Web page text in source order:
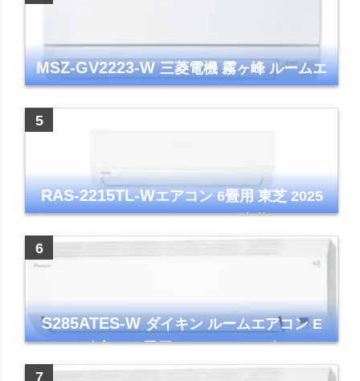
MSZ-GV2223-W三菱電機 霧ヶ峰 ルームエ
アコン GVシリーズ おもに6畳用 ピュアホワ
RAS-2215TL-Wエアコン 6畳用 東芝 2025
年モデル TLシリーズ ホワイト 壁掛け クーラ
ー コンパクト 清潔
S285ATES-Wダイキン ルームエアコン E
シリーズ 主に10畳用 ホワイト 2025年モデル
コンパクトモデル ストリーマ